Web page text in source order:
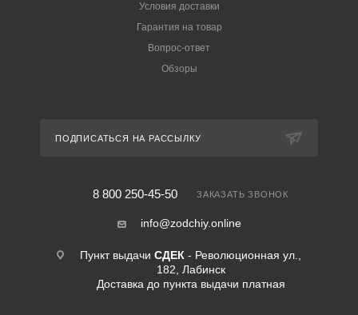
Условия доставки
Гарантия на товар
Вопрос-ответ
Обзоры
ПОДПИСАТЬСЯ НА РАССЫЛКУ
8 800 250-45-50 ЗАКАЗАТЬ ЗВОНОК
info@zodchiy.online
Пункт выдачи СДЕК - Революционная ул.,
182, Лабинск
Доставка до пункта выдачи платная